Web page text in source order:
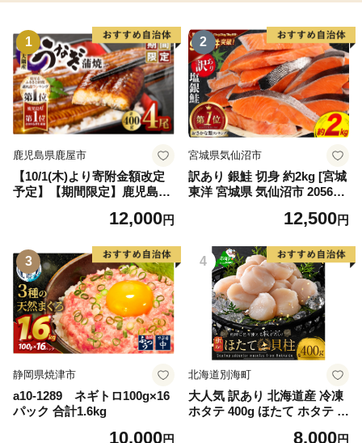
1
鹿児島県鹿屋市
【10/1(木)より寄附金額改定
予定】【期間限定】鹿児島県
12,000円
2
宮城県気仙沼市
訳あり 銀鮭 切身 約2kg [宮城
東洋 宮城県 気仙沼市 205649
格外 不揃い さけ サケ 鮭切身
かず 弁当 支援 サーモン 銀鮭
切り身 魚 わけあり
12,500円
3
静岡県焼津市
a10-1289 ネギトロ100g×16
パック 合計1.6kg
10,000円
4
北海道別海町
大人気 訳あり 北海道産 冷凍
ホタテ 400g ほたて ホタテ 帆
8,000円